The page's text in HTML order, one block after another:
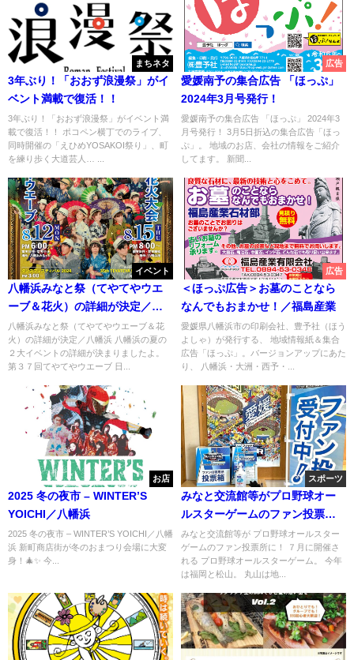
まちネタ
3年ぶり！「おおず浪漫祭」がイ
ベント満載で復活！！
3年ぶり！「おおず浪漫祭」がイベント満
載で復活！！ ポコペン横丁でのライブ、
同時開催の「えひめYOSAKOI祭り」、町
を練り歩く大道芸人… ...
広告
愛媛南予の集合広告 「ほっぷ」
2024年3月号発行！
愛媛南予の集合広告 「ほっぷ」 2024年3
月号発行！ 3月5日折込の集合広告「ほっ
ぷ」。 地域のお店、会社の情報をご紹介
してます。 新聞...
イベント
八幡浜みなと祭（てやてやウエ
ーブ＆花火）の詳細が決定／八
幡浜
八幡浜みなと祭（てやてやウエーブ＆花
火）の詳細が決定／八幡浜 八幡浜の夏の
２大イベントの詳細が決まりましたよ。
第３７回てやてやウエーブ 日...
広告
＜ほっぷ広告＞お墓のことなら
なんでもおまかせ！／福島産業
愛媛県八幡浜市の印刷会社、豊予社（ほう
よしゃ）が発行する、 地域情報紙＆集合
広告「ほっぷ」。バージョンアップにあた
り、 八幡浜・大洲・西予・...
お店
2025 冬の夜市 – WINTER’S
YOICHI／八幡浜
2025 冬の夜市 – WINTER’S YOICHI／八幡
浜 新町商店街が冬のおまつり会場に大変
身！🎄✨ 今...
スポーツ
みなと交流館等がプロ野球オー
ルスターゲームのファン投票所
に！
みなと交流館等が プロ野球オールスター
ゲームのファン投票所に！ ７月に開催さ
れる プロ野球オールスターゲーム。 今年
は福岡と松山。 丸山は地...